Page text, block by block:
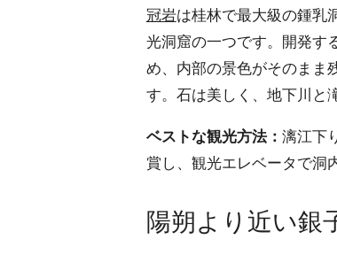
冠岩は桂林で最大級の鍾乳
光洞窟の一つです。開発す
め、内部の景色がそのまま
す。石は美しく、地下川と
ベストな観光方法： 漓江下
賞し、観光エレベータで洞
陽朔より近い銀